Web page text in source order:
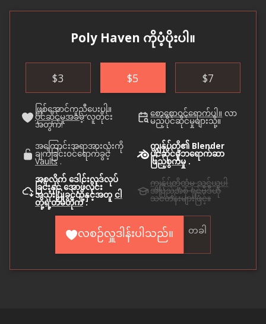
Poly Haven ကိုပံ့ပိုးပါ။
$3 $5 $7
ဖြစ်အောင်ကူညီပေးပါ။
ပိုင်ဆိုင်မှုအခမဲ့လူတိုင်း
အတွက်!
စောစောဝင်ရောက်ပါ။ လာ
မည့်ပိုင်ဆိုင်မှုများသို့။
အကြောင်းအရာအားလုံးကို
ချက်ခြင်းဝင်ရောက်ခွင့်
Vaults.
ကျွန်ုပ်တို့၏ Blender
ပိုင်ဆိုင်မှုဘရောက်ဆာ
ဖြည့်စွက်မှု .
အစုလိုက် ဒေါင်းလုဒ်လုပ်
ခြင်းနှင့် အော့ဖ်လိုင်း
အသုံးပြုခွင့်တို့နှင့်အတူ ငါ
တို့ရဲ့တိမ်တိုက်.
ကျွန်ုပ်တို့ထံမှ သင်ယူပါ
အပြည့်အစုံ ရှင့်ဗီဒီယို
သင်တန်းများဖြင့်။
လစဉ်လှူဒါန်းပါသည်။ တခါ